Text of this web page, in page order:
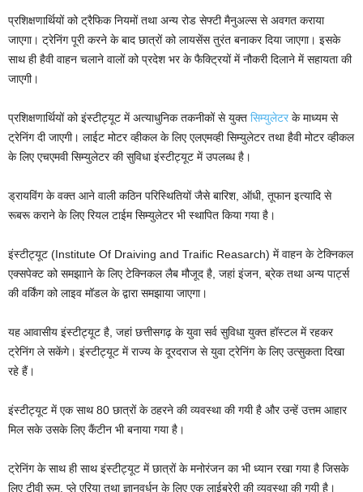
प्रशिक्षणार्थियों को ट्रैफिक नियमों तथा अन्य रोड सेफ्टी मैनुअल्स से अवगत कराया
जाएगा। ट्रेनिंग पूरी करने के बाद छात्रों को लायसेंस तुरंत बनाकर दिया जाएगा। इसके
साथ ही हैवी वाहन चलाने वालों को प्रदेश भर के फैक्ट्रियों में नौकरी दिलाने में सहायता की
जाएगी।
प्रशिक्षणार्थियों को इंस्टीट्यूट में अत्याधुनिक तकनीकों से युक्त सिम्युलेटरके माध्यम से
ट्रेनिंग दी जाएगी। लाईट मोटर व्हीकल के लिए एलएमव्ही सिम्युलेटर तथा हैवी मोटर व्हीकल
के लिए एचएमवी सिम्युलेटर की सुविधा इंस्टीट्यूट में उपलब्ध है।
ड्रायविंग के वक्त आने वाली कठिन परिस्थितियों जैसे बारिश, ऑधी, तूफान इत्यादि से
रूबरू कराने के लिए रियल टाईम सिम्युलेटर भी स्थापित किया गया है।
इंस्टीट्यूट (Institute Of Draiving and Traific Reasarch) में वाहन के टेक्निकल
एक्सपेक्ट को समझााने के लिए टेक्निकल लैब मौजूद है, जहां इंजन, ब्रेक तथा अन्य पार्ट्स
की वर्किंग को लाइव मॉडल के द्वारा समझाया जाएगा।
यह आवासीय इंस्टीट्यूट है, जहां छत्तीसगढ़ के युवा सर्व सुविधा युक्त हॉस्टल में रहकर
ट्रेनिंग ले सकेंगे। इंस्टीट्यूट में राज्य के दूरदराज से युवा ट्रेनिंग के लिए उत्सुकता दिखा
रहे हैं।
इंस्टीट्यूट में एक साथ 80 छात्रों के ठहरने की व्यवस्था की गयी है और उन्हें उत्तम आहार
मिल सके उसके लिए कैंटीन भी बनाया गया है।
ट्रेनिंग के साथ ही साथ इंस्टीट्यूट में छात्रों के मनोरंजन का भी ध्यान रखा गया है जिसके
लिए टीवी रूम, प्ले एरिया तथा ज्ञानवर्धन के लिए एक लाईब्रेरी की व्यवस्था की गयी है।